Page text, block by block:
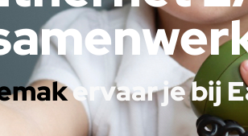
ervaar je bij